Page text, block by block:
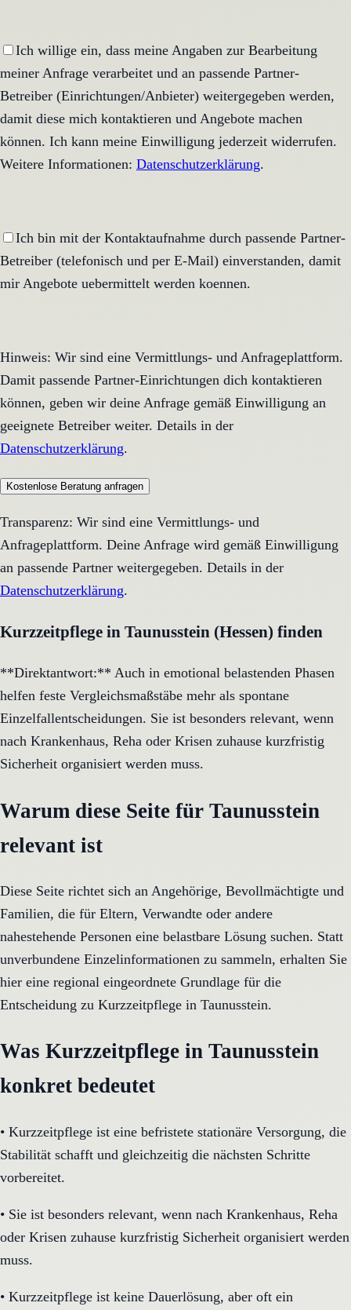
Ich willige ein, dass meine Angaben zur Bearbeitung
meiner Anfrage verarbeitet und an passende Partner-
Betreiber (Einrichtungen/Anbieter) weitergegeben werden,
damit diese mich kontaktieren und Angebote machen
können. Ich kann meine Einwilligung jederzeit widerrufen.
Weitere Informationen: Datenschutzerklärung.
Ich bin mit der Kontaktaufnahme durch passende Partner-
Betreiber (telefonisch und per E-Mail) einverstanden, damit
mir Angebote uebermittelt werden koennen.
Hinweis: Wir sind eine Vermittlungs- und Anfrageplattform.
Damit passende Partner-Einrichtungen dich kontaktieren
können, geben wir deine Anfrage gemäß Einwilligung an
geeignete Betreiber weiter. Details in der
Datenschutzerklärung.
Kostenlose Beratung anfragen
Transparenz: Wir sind eine Vermittlungs- und
Anfrageplattform. Deine Anfrage wird gemäß Einwilligung
an passende Partner weitergegeben. Details in der
Datenschutzerklärung.
Kurzzeitpflege in Taunusstein (Hessen) finden
**Direktantwort:** Auch in emotional belastenden Phasen
helfen feste Vergleichsmaßstäbe mehr als spontane
Einzelfallentscheidungen. Sie ist besonders relevant, wenn
nach Krankenhaus, Reha oder Krisen zuhause kurzfristig
Sicherheit organisiert werden muss.
Warum diese Seite für Taunusstein
relevant ist
Diese Seite richtet sich an Angehörige, Bevollmächtigte und
Familien, die für Eltern, Verwandte oder andere
nahestehende Personen eine belastbare Lösung suchen. Statt
unverbundene Einzelinformationen zu sammeln, erhalten Sie
hier eine regional eingeordnete Grundlage für die
Entscheidung zu Kurzzeitpflege in Taunusstein.
Was Kurzzeitpflege in Taunusstein
konkret bedeutet
• Kurzzeitpflege ist eine befristete stationäre Versorgung, die
Stabilität schafft und gleichzeitig die nächsten Schritte
vorbereitet.
• Sie ist besonders relevant, wenn nach Krankenhaus, Reha
oder Krisen zuhause kurzfristig Sicherheit organisiert werden
muss.
• Kurzzeitpflege ist keine Dauerlösung, aber oft ein